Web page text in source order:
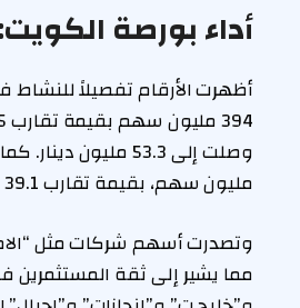
أداء بورصة
أظهرت الأرقام تفصيلاً
مليون سهم، بقيمة تقارب 39.1 مليون دينار.
وتصدرت أسهم شركات مثل
مما يشير إلى ثقة